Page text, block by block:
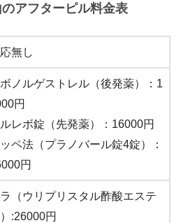
アフターピル料金表
無し
ノルゲストレル（後発薬）：1
円
ルレボ錠（先発薬）：16000円
ペ法（プラノバール錠4錠）：
円
（ウリプリスタル酢酸エステ
:26000円